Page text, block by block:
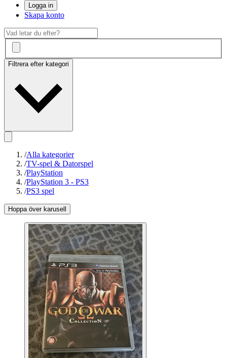
Logga in
Skapa konto
Filtrera efter kategori
/Alla kategorier
/TV-spel & Datorspel
/PlayStation
/PlayStation 3 - PS3
/PS3 spel
Hoppa över karusell